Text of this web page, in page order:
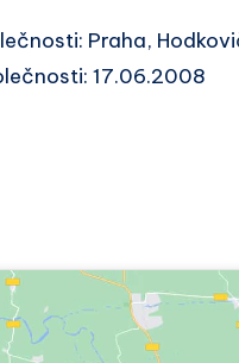
Praha,
17.06.2008